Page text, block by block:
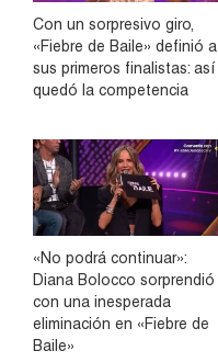
Con un sorpresivo giro,
«Fiebre de Baile» definió a
sus primeros finalistas: así
quedó la competencia
«No podrá continuar»:
Diana Bolocco sorprendió
con una inesperada
eliminación en «Fiebre de
Baile»